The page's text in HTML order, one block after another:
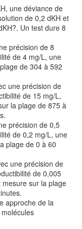
une déviance de
de 0,2 dKH et
Un test dure 8
précision de 8
de 4 mg/L, une
de 304 à 592
une précision de
de 15 mg/L,
la plage de 875 à
précision de 0,5
de 0,2 mg/L, une
plage de 0 à 60
une précision de
de 0,005
sur la plage
approche de la